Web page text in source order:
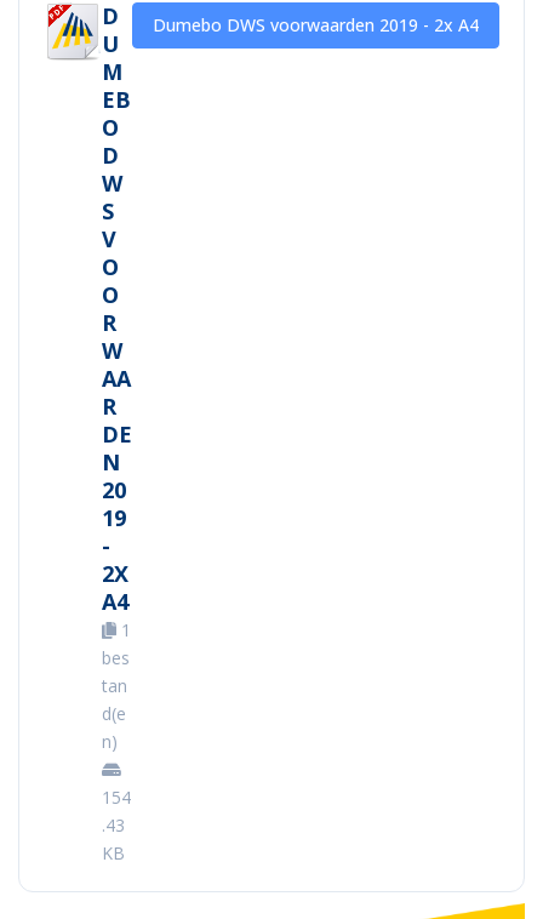
D
U
M
EB
O
D
W
S
V
O
O
R
W
AA
R
DE
N
20
19
-
2X
A4
1
bes
tan
d(e
n)
154
.43
KB
Dumebo DWS voorwaarden 2019 - 2x A4